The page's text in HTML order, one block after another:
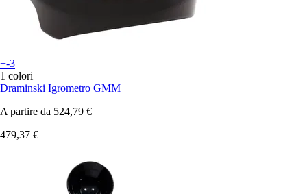
+-3
1 colori
Draminski Igrometro GMM
A partire da 524,79 €
479,37 €